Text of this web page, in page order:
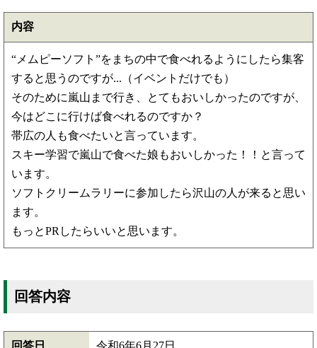
内容
“メムピーソフト”をまちの中で食べれるようにしたら集客
すると思うのですが...（イベントだけでも）
そのために嵐山まで行き、とてもおいしかったのですが、
今はどこに行けば食べれるのですか？
帯広の人も食べたいと言っています。
スキー学習で嵐山で食べた娘もおいしかった！！と言って
います。
ソフトクリームラリーに参加したら沢山の人が来ると思い
ます。
もっとPRしたらいいと思います。
回答内容
回答日 令和6年6月27日